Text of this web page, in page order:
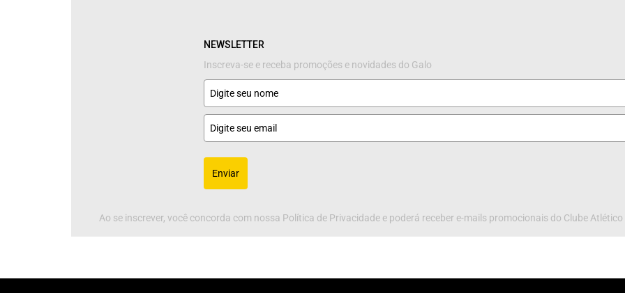
NEWSLETTER
Inscreva-se e receba promoções e novidades do Galo
Enviar
Ao se inscrever, você concorda com nossa Política de Privacidade e poderá receber e-mails promocionais do Clube